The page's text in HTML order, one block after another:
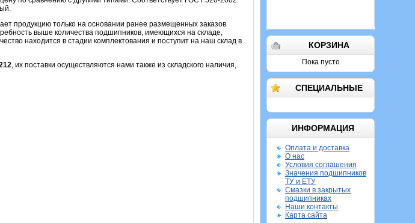
КОРЗИНА
Пока пусто
СПЕЦИАЛЬНЫЕ
ИНФОРМАЦИЯ
Оплата и доставка
О нас
Условия соглашения
Значения подшипников
ТУ и ЕТУ
Смазки в закрытых
подшипниках
Наши контакты
Карта сайта
продукцию только на основании ранее размещенных заказов
выше количества подшипников, имеющихся на складе,
находится в стадии комплектования и поступит на наш склад в
, их поставки осуществляются нами также из складского наличия,